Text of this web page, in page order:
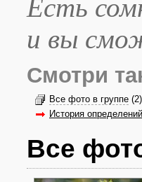
Есть
и вы
Смотри
Все фото в группе (2)
История определений
Все